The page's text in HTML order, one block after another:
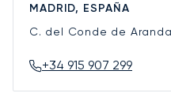
MADRID, ESPAÑA
C. del Conde de
+34 915 907 299